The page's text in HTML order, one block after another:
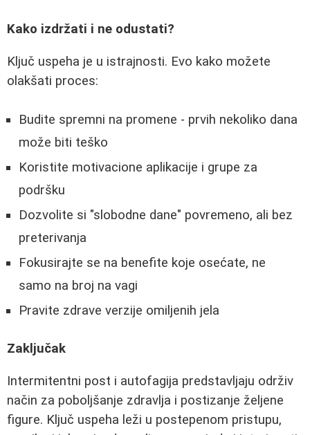
Kako izdržati i ne odustati?
Ključ uspeha je u istrajnosti. Evo kako možete
olakšati proces:
Budite spremni na promene - prvih nekoliko dana
može biti teško
Koristite motivacione aplikacije i grupe za
podršku
Dozvolite si "slobodne dane" povremeno, ali bez
preterivanja
Fokusirajte se na benefite koje osećate, ne
samo na broj na vagi
Pravite zdrave verzije omiljenih jela
Zaključak
Intermitentni post i autofagija predstavljaju održiv
način za poboljšanje zdravlja i postizanje željene
figure. Ključ uspeha leži u postepenom pristupu,